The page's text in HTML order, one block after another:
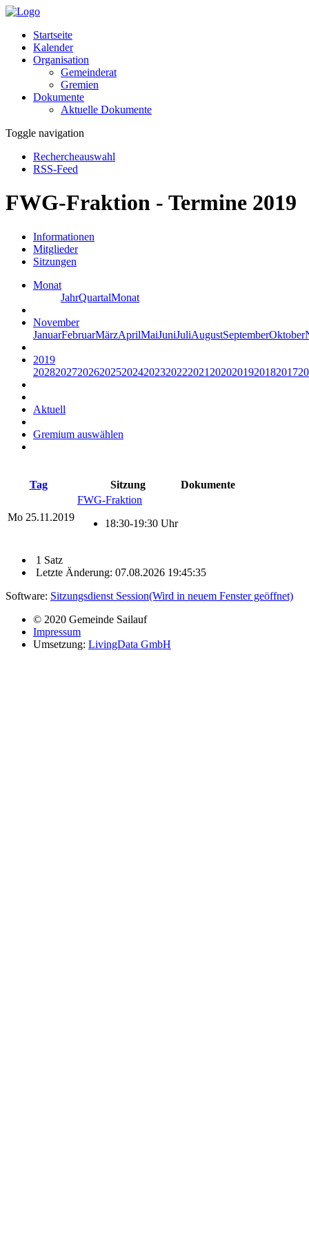
Startseite
Kalender
Organisation
Gemeinderat
Gremien
Dokumente
Aktuelle Dokumente
Toggle navigation
Rechercheauswahl
RSS-Feed
FWG-Fraktion - Termine 2019
Informationen
Mitglieder
Sitzungen
Monat
JahrQuartalMonat
November
JanuarFebruarMärzAprilMaiJuniJuliAugustSeptemberOktober
2019
20282027202620252024202320222021 2020201920182017
Aktuell
Gremium auswählen
Tag Sitzung Dokumente
Mo 25.11.2019
FWG-Fraktion
18:30-19:30 Uhr
1 Satz
Letzte Änderung: 07.08.2026 19:45:35
Software: Sitzungsdienst Session(Wird in neuem Fenster geöffnet)
© 2020 Gemeinde Sailauf
Impressum
Umsetzung: LivingData GmbH